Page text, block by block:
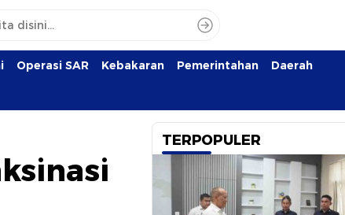
Operasi SAR Kebakaran Pemerintahan Daerah
TERPOPULER